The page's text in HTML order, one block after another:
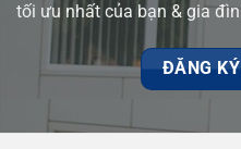
tối ưu nhất của bạn & gia
ĐĂNG